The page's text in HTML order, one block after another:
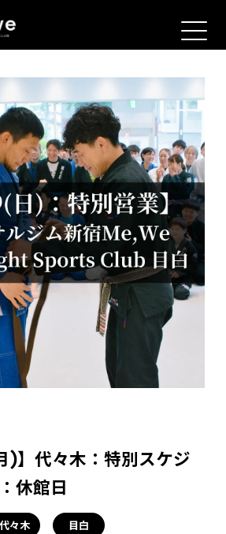
)】代々木：特別スケジ
休館日
代々木 目白